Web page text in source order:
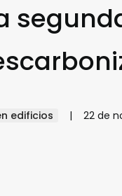
edificios | 22 de